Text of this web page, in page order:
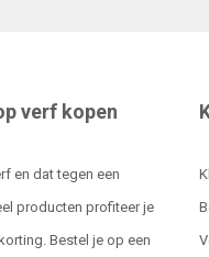
verf kopen
en dat tegen een
producten profiteer je
Bestel je op een